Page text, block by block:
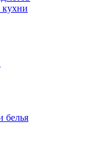
кухни
белья